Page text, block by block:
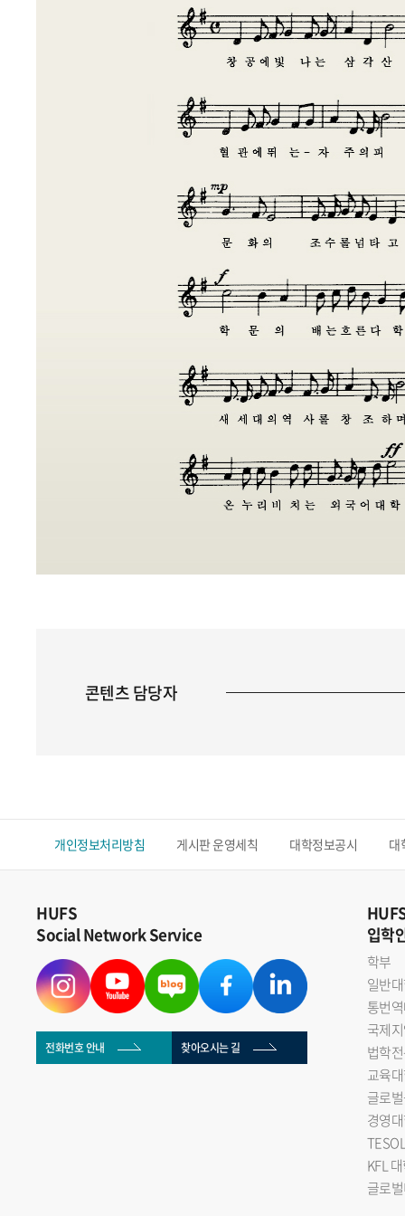
콘텐츠 담당자
개인정보처리방침 게시판 운영세칙 대학정보공시 대
HUFS
Social Network Service
전화번호 안내 찾아오시는 길
입학
학부
일반
통번
국제
법학
교육
글로
경영
KFL
글로